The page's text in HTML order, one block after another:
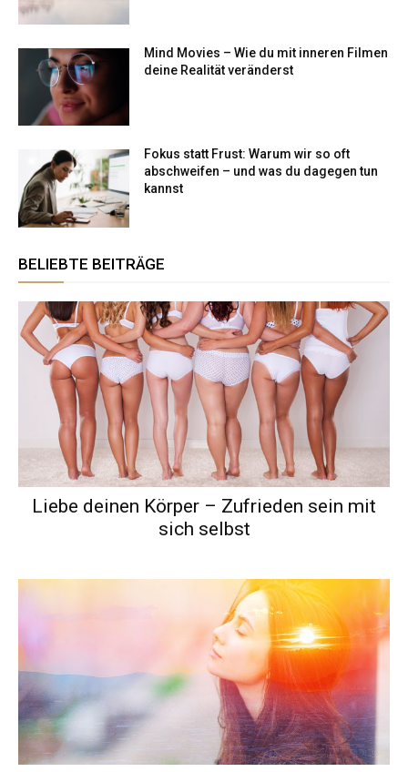
Mind Movies – Wie du mit inneren Filmen
deine Realität veränderst
Fokus statt Frust: Warum wir so oft
abschweifen – und was du dagegen tun
kannst
BELIEBTE BEITRÄGE
Liebe deinen Körper – Zufrieden sein mit
sich selbst